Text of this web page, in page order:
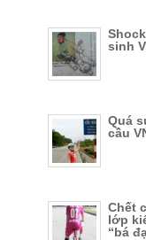
sinh
Quá
cầu
Chết
lớp
“bá